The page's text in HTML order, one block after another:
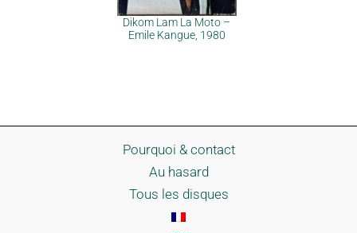
Dikom Lam La Moto –
Emile Kangue, 1980
Pourquoi & contact
Au hasard
Tous les disques